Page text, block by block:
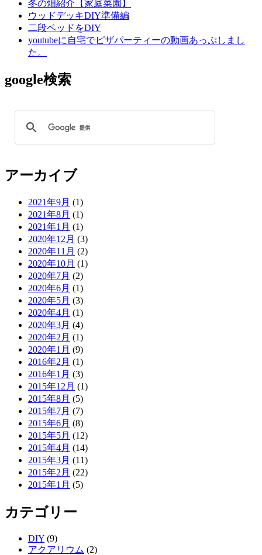
冬の畑紹介【家庭菜園】
ウッドデッキDIY準備編
二段ベッドをDIY
youtubeに自宅でピザパーティーの動画あっぷしまし
た。
google検索
アーカイブ
2021年9月 (1)
2021年8月 (1)
2021年1月 (1)
2020年12月 (3)
2020年11月 (2)
2020年10月 (1)
2020年7月 (2)
2020年6月 (1)
2020年5月 (3)
2020年4月 (1)
2020年3月 (4)
2020年2月 (1)
2020年1月 (9)
2016年2月 (1)
2016年1月 (3)
2015年12月 (1)
2015年8月 (5)
2015年7月 (7)
2015年6月 (8)
2015年5月 (12)
2015年4月 (14)
2015年3月 (11)
2015年2月 (22)
2015年1月 (5)
カテゴリー
DIY (9)
アクアリウム (2)